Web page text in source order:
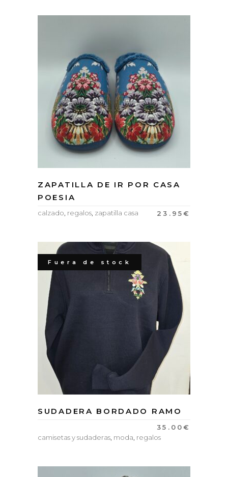
ZAPATILLA DE IR POR CASA
POESIA
23.95€
calzado, regalos, zapatilla casa
Fuera de stock
SUDADERA BORDADO RAMO
35.00€
camisetas y sudaderas, moda, regalos